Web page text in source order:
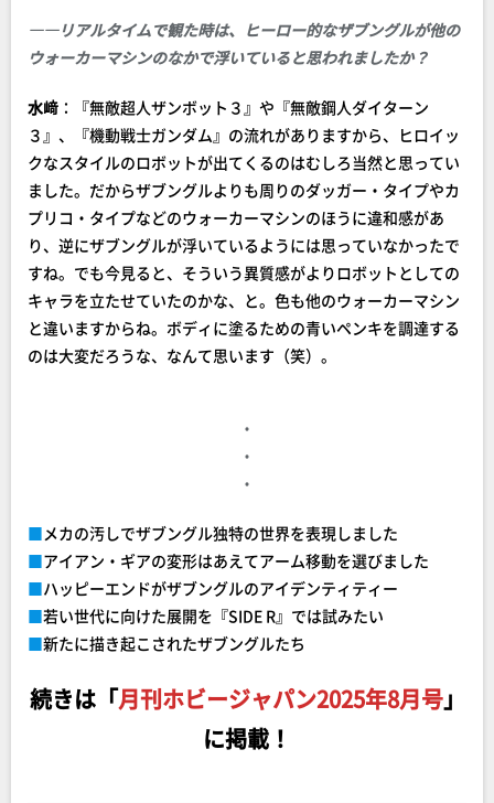
――リアルタイムで観た時は、ヒーロー的なザブングルが他の
ウォーカーマシンのなかで浮いていると思われましたか？
水﨑 ：『無敵超人ザンボット３』や『無敵鋼人ダイターン
３』、『機動戦士ガンダム』の流れがありますから、ヒロイッ
クなスタイルのロボットが出てくるのはむしろ当然と思ってい
ました。だからザブングルよりも周りのダッガー・タイプやカ
プリコ・タイプなどのウォーカーマシンのほうに違和感があ
り、逆にザブングルが浮いているようには思っていなかったで
すね。でも今見ると、そういう異質感がよりロボットとしての
キャラを立たせていたのかな、と。色も他のウォーカーマシン
と違いますからね。ボディに塗るための青いペンキを調達する
のは大変だろうな、なんて思います（笑）。
・
・
・
■メカの汚しでザブングル独特の世界を表現しました
■アイアン・ギアの変形はあえてアーム移動を選びました
■ハッピーエンドがザブングルのアイデンティティー
■若い世代に向けた展開を『SIDE R』では試みたい
■新たに描き起こされたザブングルたち
続きは「月刊ホビージャパン2025年8月号」
に掲載！